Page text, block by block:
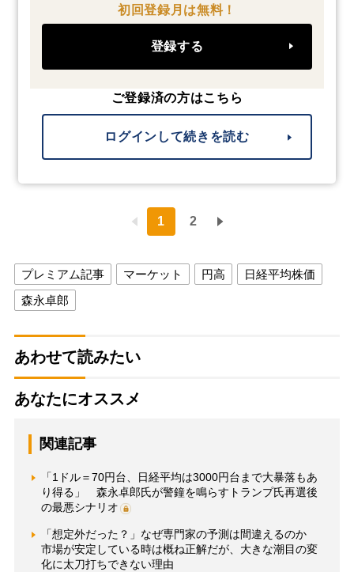
初回登録月は無料！
登録する
ご登録済の方はこちら
ログインして続きを読む
1 2
プレミアム記事 マーケット 円高
日経平均株価
森永卓郎
あわせて読みたい
あなたにオススメ
関連記事
「1ドル＝70円台、日経平均は3000円台まで大暴落もあ
り得る」 森永卓郎氏が警鐘を鳴らすトランプ氏再選後
の最悪シナリオ
「想定外だった？」なぜ専門家の予測は間違えるのか
市場が安定している時は概ね正解だが、大きな潮目の変
化に太刀打ちできない理由